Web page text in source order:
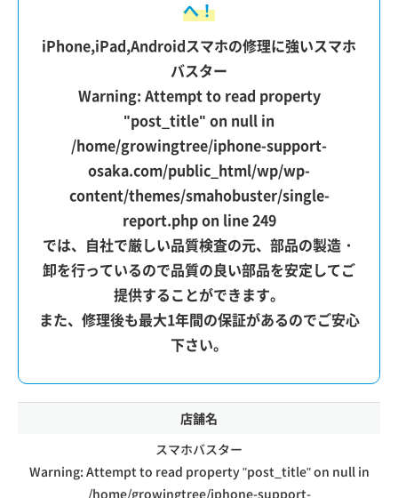
へ！
iPhone,iPad,Androidスマホの修理に強いスマホ
バスター
Warning: Attempt to read property
"post_title" on null in
/home/growingtree/iphone-support-
osaka.com/public_html/wp/wp-
content/themes/smahobuster/single-
report.phpon line249
では、自社で厳しい品質検査の元、部品の製造・
卸を行っているので品質の良い部品を安定してご
提供することができます。
また、修理後も最大1年間の保証があるのでご安心
下さい。
店舗名
スマホバスター
Warning: Attempt to read property "post_title" on null in
/home/growingtree/iphone-support-